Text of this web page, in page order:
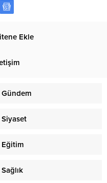
Ekle
Gündem
Siyaset
Eğitim
Sağlık